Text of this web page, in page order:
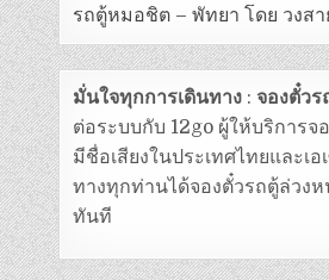
รถตู้หมอชิต – พัทยา โดย วงส
มั่นใจทุกการเดินทาง: จองตั๋ว
ต่อระบบกับ 12go ผู้ให้บริการจ
มีชื่อเสียงในประเทศไทยและเอ
ทางทุกท่านได้จองตั๋วรถตู้ล่วงห
ทันที